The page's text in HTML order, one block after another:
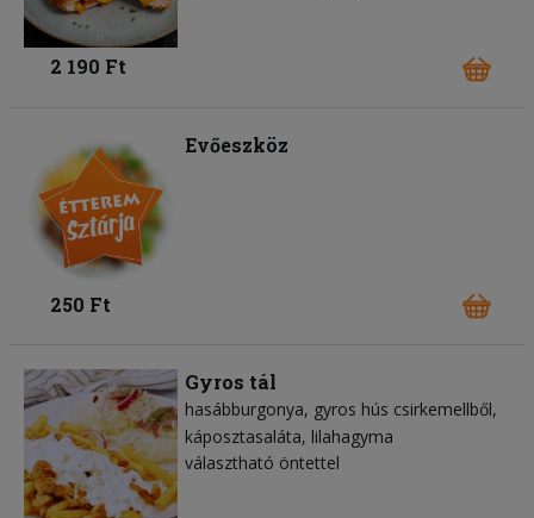
2 190 Ft
Evőeszköz
250 Ft
Gyros tál
hasábburgonya gyros hús csirkemellből
káposztasaláta lilahagyma
választható öntettel